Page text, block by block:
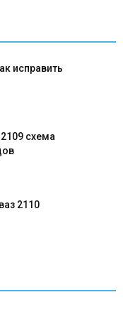
исправить
схема
2110